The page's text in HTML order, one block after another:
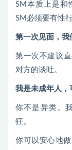
SM本质上是和
SM必须要有性
第一次见面，我
第一次不建议
对方的谈吐。
我是未成年人，
你不是异类。
狂。
你可以安心地